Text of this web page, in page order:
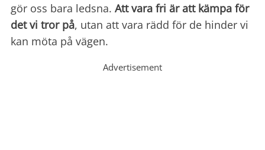
gör oss bara ledsna. Att vara fri är att kämpa för
det vi tror på, utan att vara rädd för de hinder vi
kan möta på vägen.
Advertisement